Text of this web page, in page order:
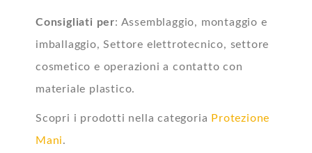
Consigliati per: Assemblaggio, montaggio e
imballaggio, Settore elettrotecnico, settore
cosmetico e operazioni a contatto con
materiale plastico.
Scopri i prodotti nella categoria Protezione
Mani.